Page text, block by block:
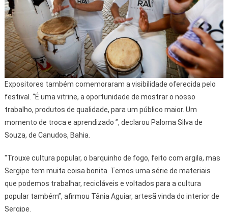
Expositores também comemoraram a visibilidade oferecida pelo
festival. “É uma vitrine, a oportunidade de mostrar o nosso
trabalho, produtos de qualidade, para um público maior. Um
momento de troca e aprendizado ”, declarou Paloma Silva de
Souza, de Canudos, Bahia.
"Trouxe cultura popular, o barquinho de fogo, feito com argila, mas
Sergipe tem muita coisa bonita. Temos uma série de materiais
que podemos trabalhar, recicláveis e voltados para a cultura
popular também”, afirmou Tânia Aguiar, artesã vinda do interior de
Sergipe.